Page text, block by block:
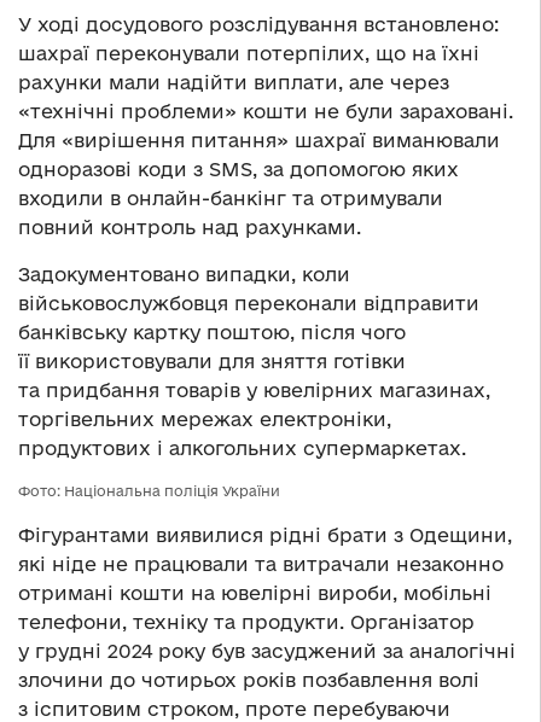
У ході досудового розслідування встановлено:
шахраї переконували потерпілих, що на їхні
рахунки мали надійти виплати, але через
«технічні проблеми» кошти не були зараховані.
Для «вирішення питання» шахраї виманювали
одноразові коди з SMS, за допомогою яких
входили в онлайн-банкінг та отримували
повний контроль над рахунками.
Задокументовано випадки, коли
військовослужбовця переконали відправити
банківську картку поштою, після чого
її використовували для зняття готівки
та придбання товарів у ювелірних магазинах,
торгівельних мережах електроніки,
продуктових і алкогольних супермаркетах.
Фото: Національна поліція України
Фігурантами виявилися рідні брати з Одещини,
які ніде не працювали та витрачали незаконно
отримані кошти на ювелірні вироби, мобільні
телефони, техніку та продукти. Організатор
у грудні 2024 року був засуджений за аналогічні
злочини до чотирьох років позбавлення волі
з іспитовим строком, проте перебуваючи